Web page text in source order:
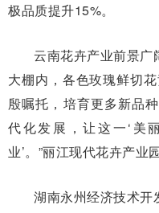
极品质提升15%。
云南花卉产业前景广
大棚内，各色玫瑰鲜切
殷嘱托，培育更多新品
代化发展，让这一‘美
业’。”丽江现代花卉产业
湖南永州经济技术开